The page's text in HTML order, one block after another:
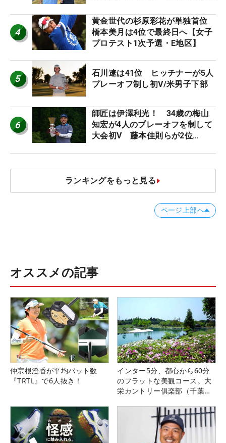
STAGE JOYX OPEN】
4
黄金世代の杉原彩花が単独首位
橋本美月は4位で最終日へ【女子
プロテスト1次予選・E地区】
5
石川遼は41位 ヒッチナーが5人
プレーオフ制し初V/米男子下部
6
師匠は伊澤利光！ 34歳の梅山
知宏が4人のプレーオフを制して
大会初V 藤本佳則らが2位
ランキングをもっと見る
ページ上部へ
オススメの記事
仲宗根澄香が平均パット数
『TRTL』で6人抜き！
インター5分、都心から60分
のフラットな美観コース。大
栄カントリー俱楽部（千葉